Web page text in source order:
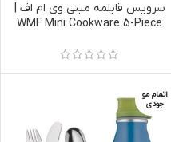
سرویس قابلمه مینی وی ام اف |
WMF Mini Cookware 5-Piece
اتمام مو
جودی